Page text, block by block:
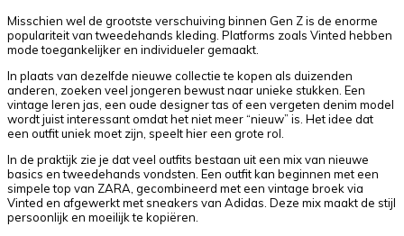
Misschien wel de grootste verschuiving binnen Gen Z is de enorme
populariteit van tweedehands kleding. Platforms zoals Vinted hebben
mode toegankelijker en individueler gemaakt.
In plaats van dezelfde nieuwe collectie te kopen als duizenden
anderen, zoeken veel jongeren bewust naar unieke stukken. Een
vintage leren jas, een oude designer tas of een vergeten denim model
wordt juist interessant omdat het niet meer “nieuw” is. Het idee dat
een outfit uniek moet zijn, speelt hier een grote rol.
In de praktijk zie je dat veel outfits bestaan uit een mix van nieuwe
basics en tweedehands vondsten. Een outfit kan beginnen met een
simpele top van ZARA, gecombineerd met een vintage broek via
Vinted en afgewerkt met sneakers van Adidas. Deze mix maakt de stijl
persoonlijk en moeilijk te kopiëren.